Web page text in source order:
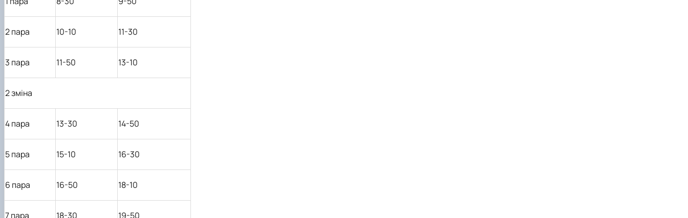
2 пара 10-10 11-30
3 пара 11-50 13-10
2 зміна
4 пара 13-30 14-50
5 пара 15-10 16-30
6 пара 16-50 18-10
7 пара 18-30 19-50